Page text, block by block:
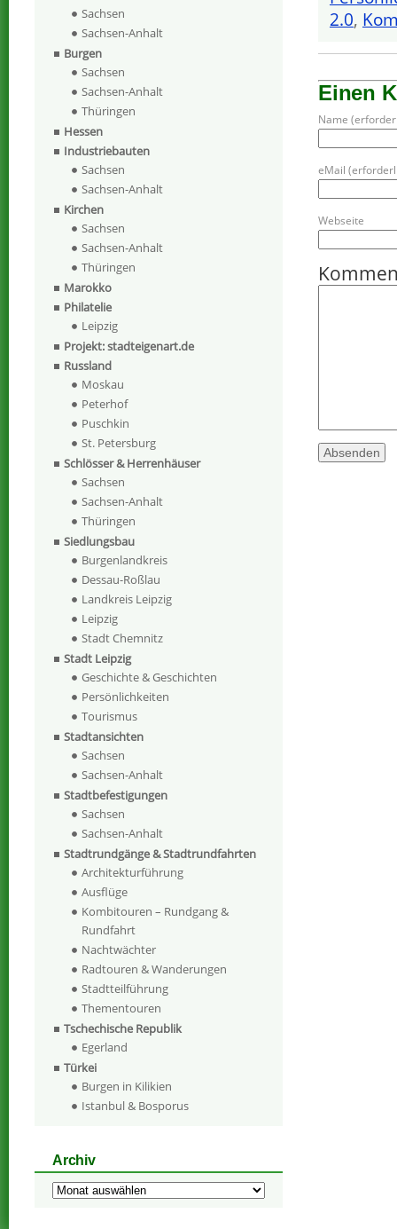
2.0,
Einen
Name
eMail
Webseite
Sachsen
Sachsen-Anhalt
Burgen
Sachsen
Sachsen-Anhalt
Thüringen
Hessen
Industriebauten
Sachsen
Sachsen-Anhalt
Kirchen
Sachsen
Sachsen-Anhalt
Thüringen
Marokko
Philatelie
Leipzig
Projekt: stadteigenart.de
Russland
Moskau
Peterhof
Puschkin
St. Petersburg
Schlösser & Herrenhäuser
Sachsen
Sachsen-Anhalt
Thüringen
Siedlungsbau
Burgenlandkreis
Dessau-Roßlau
Landkreis Leipzig
Leipzig
Stadt Chemnitz
Stadt Leipzig
Geschichte & Geschichten
Persönlichkeiten
Tourismus
Stadtansichten
Sachsen
Sachsen-Anhalt
Stadtbefestigungen
Sachsen
Sachsen-Anhalt
Stadtrundgänge & Stadtrundfahrten
Architekturführung
Ausflüge
Kombitouren – Rundgang &
Rundfahrt
Nachtwächter
Radtouren & Wanderungen
Stadtteilführung
Thementouren
Tschechische Republik
Egerland
Türkei
Burgen in Kilikien
Istanbul & Bosporus
Archiv
Archiv